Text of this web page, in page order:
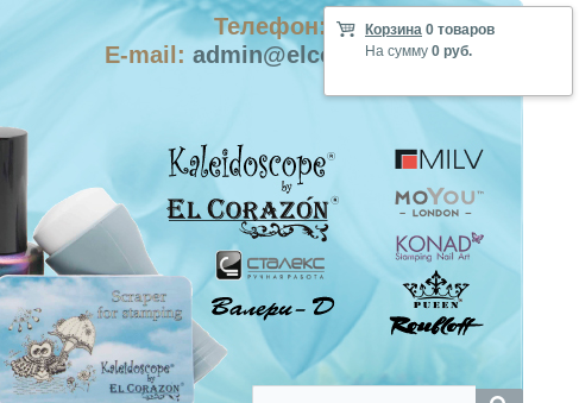
Телефон: +7-915-423-9555
E-mail: admin@elcorazon-shop.com
Корзина 0 товаров
На сумму 0 руб.